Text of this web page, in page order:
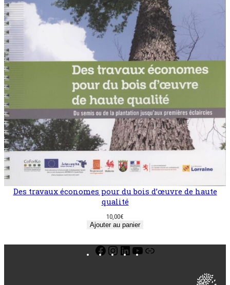
Des travaux économes pour du bois d’œuvre de haute
qualité
10,00€
Ajouter au panier
Facebook
Instagram
LinkedInYouTube